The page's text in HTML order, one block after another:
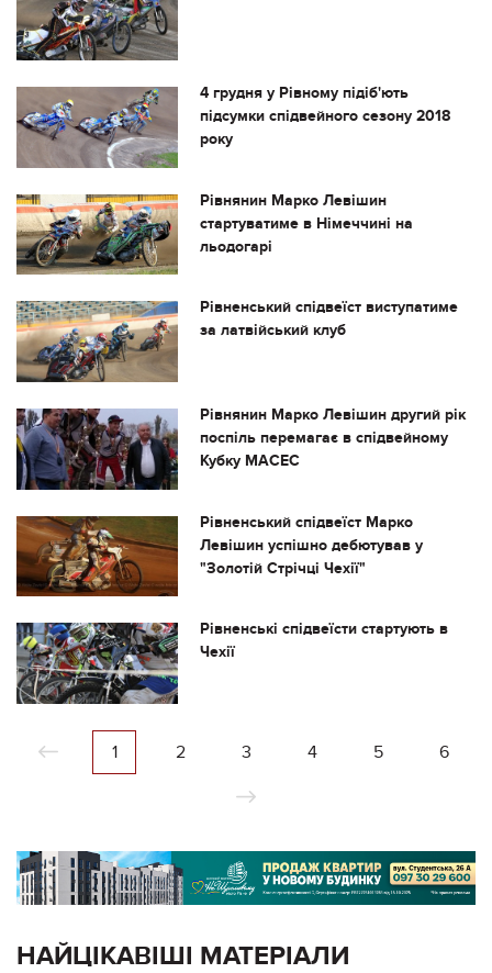
4 грудня у Рівному підіб'ють
підсумки спідвейного сезону 2018
року
Рівнянин Марко Левішин
стартуватиме в Німеччині на
льодогарі
Рівненський спідвеїст виступатиме
за латвійський клуб
Рівнянин Марко Левішин другий рік
поспіль перемагає в спідвейному
Кубку МАСЕС
Рівненський спідвеїст Марко
Левішин успішно дебютував у
"Золотій Стрічці Чехії"
Рівненські спідвеїсти стартують в
Чехії
1 2 3 4 5 6
НАЙЦІКАВІШІ МАТЕРІАЛИ